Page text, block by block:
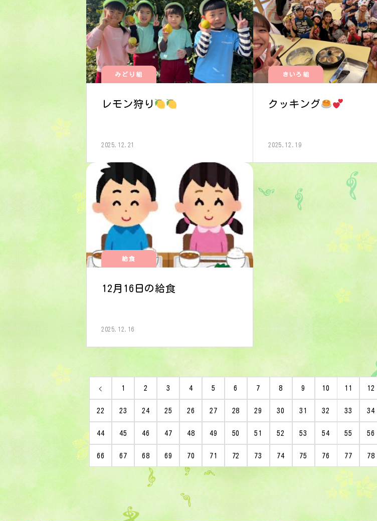
みどり組
レモン狩り
2025.12.21
きいろ組
クッキング
2025.12.19
給食
12月16日の給食
2025.12.16
1 2 3 4 5 6 7 8 9 10 11 12
22 23 24 25 26 27 28 29 30 31 32 33 34
44 45 46 47 48 49 50 51 52 53 54 55 56
66 67 68 69 70 71 72 73 74 75 76 77 78